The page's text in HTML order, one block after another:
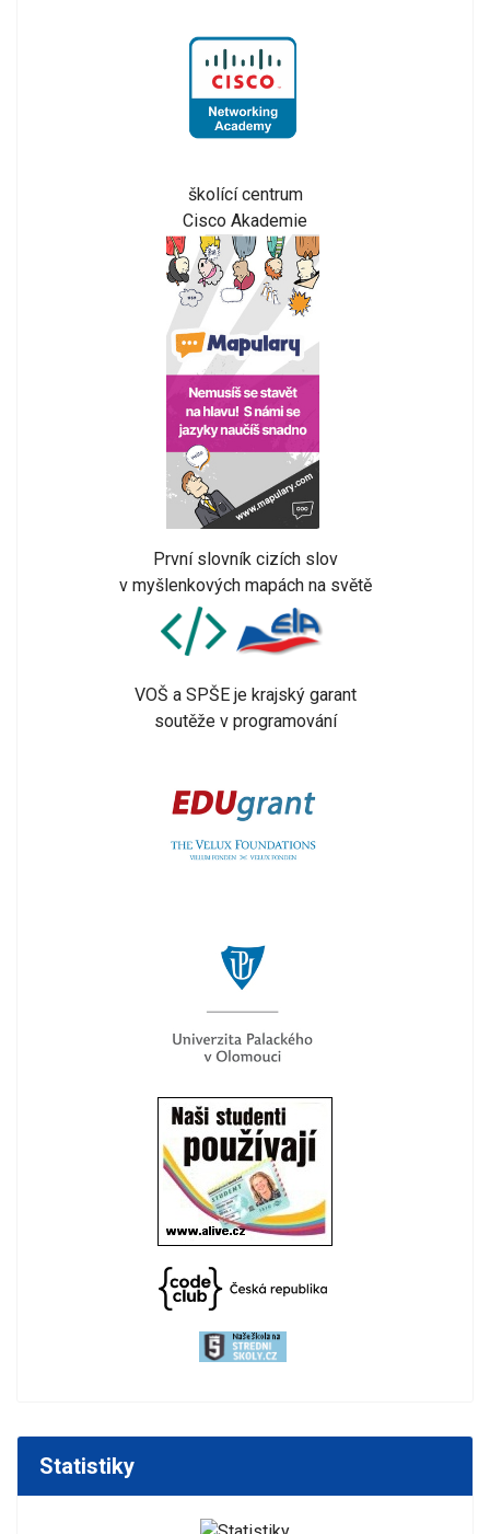
školící centrum
Cisco Akademie
První slovník cizích slov
v myšlenkových mapách na světě
VOŠ a SPŠE je krajský garant
soutěže v programování
Statistiky